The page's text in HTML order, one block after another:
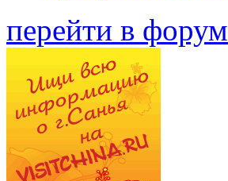
перейти в форум